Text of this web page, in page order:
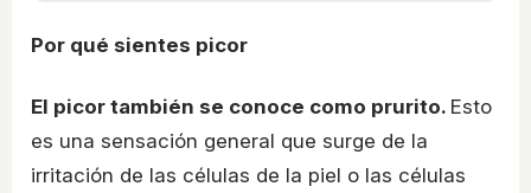
Por qué sientes picor
El picor también se conoce como prurito. Esto
es una sensación general que surge de la
irritación de las células de la piel o las células